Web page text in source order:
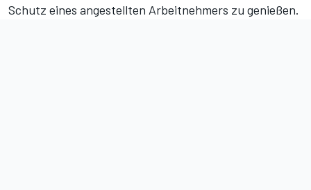
Schutz eines angestellten Arbeitnehmers zu genießen.